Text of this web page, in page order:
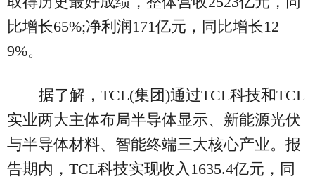
比增长65%;净利润171亿元，同比增长12
9%。
据了解，TCL(集团)通过TCL科技和TCL
实业两大主体布局半导体显示、新能源光伏
与半导体材料、智能终端三大核心产业。报
告期内，TCL科技实现收入1635.4亿元，同